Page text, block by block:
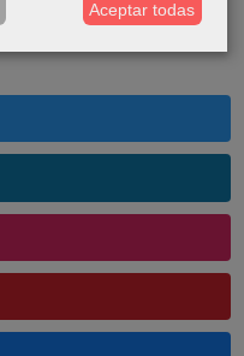
Aceptar todas